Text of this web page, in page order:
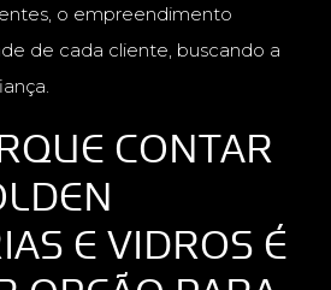
o empreendimento
de cada cliente, buscando a
CONTAR
E VIDROS É